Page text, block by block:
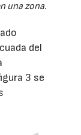
una zona.
del
3 se